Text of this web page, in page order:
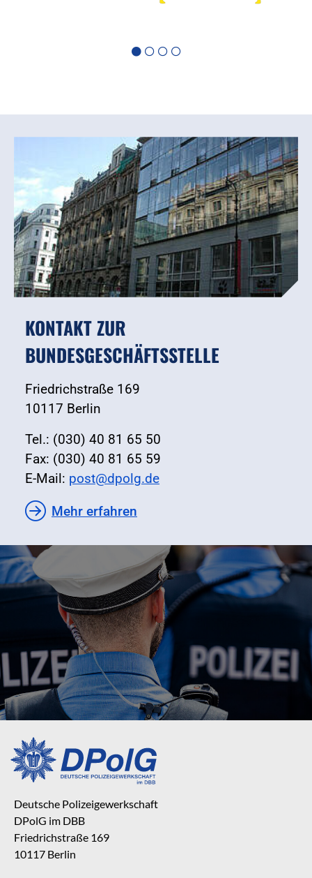
KONTAKT ZUR
BUNDESGESCHÄFTSSTELLE
Friedrichstraße 169
10117 Berlin
Tel.: (030) 40 81 65 50
Fax: (030) 40 81 65 59
E-Mail: post@dpolg.de
Mehr erfahren
Deutsche Polizeigewerkschaft
DPolG im DBB
Friedrichstraße 169
10117 Berlin